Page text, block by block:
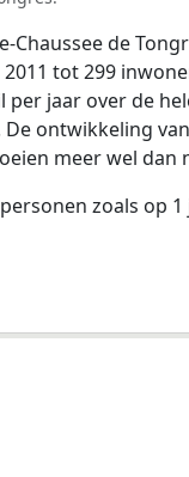
Chaussee de
tot 299
per jaar over de
De ontwikkeling
meer wel dan
zoals op